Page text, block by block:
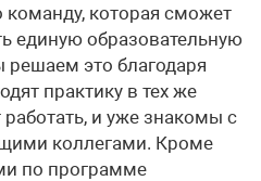
которая сможет
единую образовательную
решаем это благодаря
практику в тех же
работать, и уже знакомы с
коллегами. Кроме
по программе